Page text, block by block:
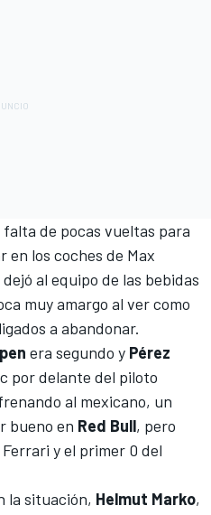
de pocas vueltas para
en los coches de Max
dejó al equipo de las bebidas
muy amargo al ver como
a abandonar.
era segundo y Pérez
por delante del piloto
al mexicano, un
bueno en Red Bull, pero
y el primer 0 del
la situación, Helmut Marko,